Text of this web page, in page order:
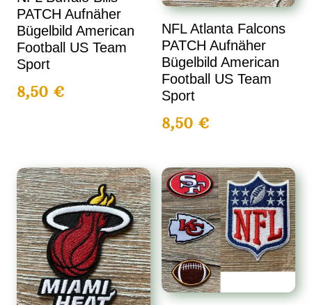
PATCH Aufnäher
Bügelbild American
Football US Team
Sport
8,50€
NFL Atlanta Falcons
PATCH Aufnäher
Bügelbild American
Football US Team
Sport
8,50 €